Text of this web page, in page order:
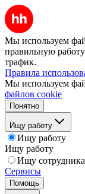
Мы используем
правильную
трафик.
Правила
Мы используем
файлов cookie
Понятно
Ищу работу
Ищу работу
Ищу работу
Ищу сотрудника
Сервисы
Помощь